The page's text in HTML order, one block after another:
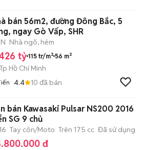
bán 56m2, đường Đông Bắc, 5
ngay Gò Vấp, SHR
Nhà ngõ, hẻm
tỷ 115 tr/m² 56 m²
Tp Hồ Chí Minh
4.4 10 đã bán
bán Kawasaki Pulsar NS200 2016
SG 9 chủ
Tay côn/Moto Trên 175 cc Đã sử dụng
đ